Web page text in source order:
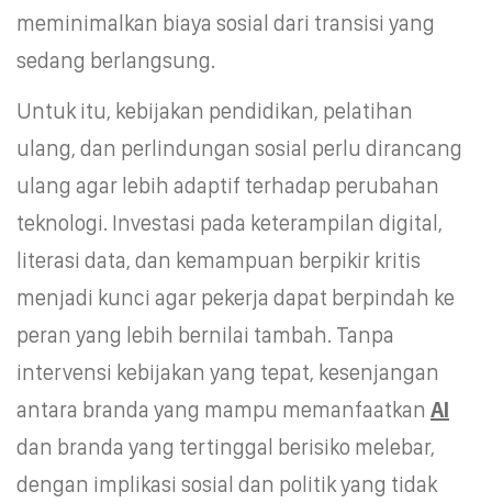
meminimalkan biaya sosial dari transisi yang
sedang berlangsung.
Untuk itu, kebijakan pendidikan, pelatihan
ulang, dan perlindungan sosial perlu dirancang
ulang agar lebih adaptif terhadap perubahan
teknologi. Investasi pada keterampilan digital,
literasi data, dan kemampuan berpikir kritis
menjadi kunci agar pekerja dapat berpindah ke
peran yang lebih bernilai tambah. Tanpa
intervensi kebijakan yang tepat, kesenjangan
antara branda yang mampu memanfaatkan AI
dan branda yang tertinggal berisiko melebar,
dengan implikasi sosial dan politik yang tidak